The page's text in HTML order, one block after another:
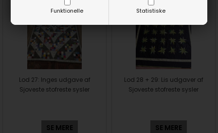
Funktionelle Statistiske
Lod 27: Inges udgave af
Sjoveste stofreste sysler
SE MERE
Lod 28 + 29: Lis udgaver af
Sjoveste stofreste sysler
SE MERE